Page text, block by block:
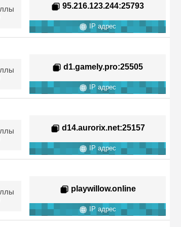
95.216.123.244:25793
IP адрес
d1.gamely.pro:25505
IP адрес
d14.aurorix.net:25157
IP адрес
playwillow.online
IP адрес